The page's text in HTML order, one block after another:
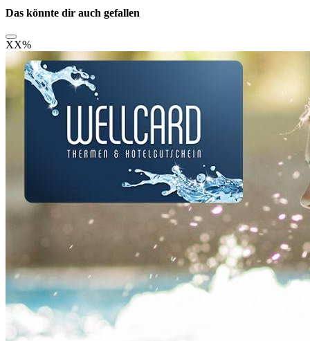
Das könnte dir auch gefallen
XX%